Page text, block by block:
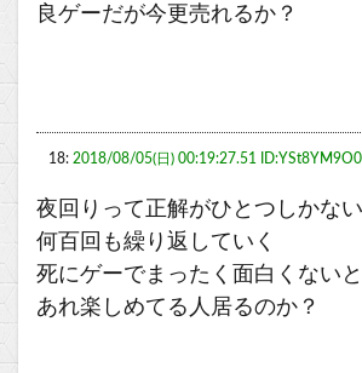
良ゲーだが今更売れるか？
18: 2018/08/05(日) 00:19:27.51 ID:YSt8YM9O0
夜回りって正解がひとつしかな
何百回も繰り返していく
死にゲーでまったく面白くない
あれ楽しめてる人居るのか？